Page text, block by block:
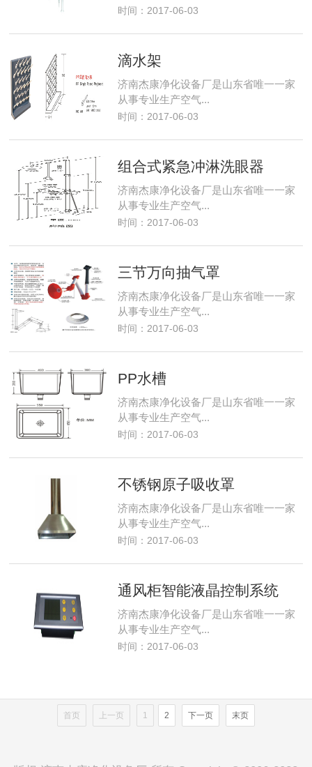
时间：2017-06-03
滴水架
济南杰康净化设备厂是山东省唯一一家
从事专业生产空气...
时间：2017-06-03
组合式紧急冲淋洗眼器
济南杰康净化设备厂是山东省唯一一家
从事专业生产空气...
时间：2017-06-03
三节万向抽气罩
济南杰康净化设备厂是山东省唯一一家
从事专业生产空气...
时间：2017-06-03
PP水槽
济南杰康净化设备厂是山东省唯一一家
从事专业生产空气...
时间：2017-06-03
不锈钢原子吸收罩
济南杰康净化设备厂是山东省唯一一家
从事专业生产空气...
时间：2017-06-03
通风柜智能液晶控制系统
济南杰康净化设备厂是山东省唯一一家
从事专业生产空气...
时间：2017-06-03
首页 上一页 1 2 下一页 末页